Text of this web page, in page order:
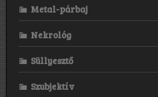
Metal-párbaj
Nekrológ
Süllyesztő
Szubjektív